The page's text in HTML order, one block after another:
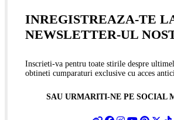
INREGISTREAZA-TE
NEWSLETTER-UL
Inscrieti-va pentru toate stirile despre
obtineti cumparaturi exclusive cu acces
SAU URMARITI-NE PE SOCIAL